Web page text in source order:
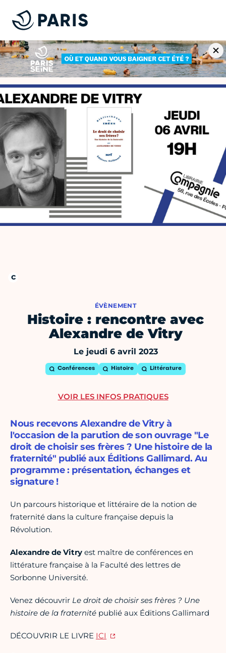
ÉVÈNEMENT
Histoire : rencontre avec
Alexandre de Vitry
Le jeudi 6 avril 2023
Conférences Histoire Littérature
Nous recevons Alexandre de Vitry à
l'occasion de la parution de son ouvrage "Le
droit de choisir ses frères ? Une histoire de la
fraternité" publié aux Éditions Gallimard. Au
programme : présentation, échanges et
signature !
Un parcours historique et littéraire de la notion de
fraternité dans la culture française depuis la
Révolution.
Alexandre de Vitry est maître de conférences en
littérature française à la Faculté des lettres de
Sorbonne Université.
Venez découvrir Le droit de choisir ses frères ? Une
histoire de la fraternité publié aux Éditions Gallimard
DÉCOUVRIR LE LIVRE ICI
VOIR LES INFOS PRATIQUES